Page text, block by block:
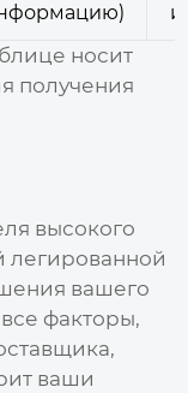
носит
получения
высокого
легированной
вашего
факторы,
ваши